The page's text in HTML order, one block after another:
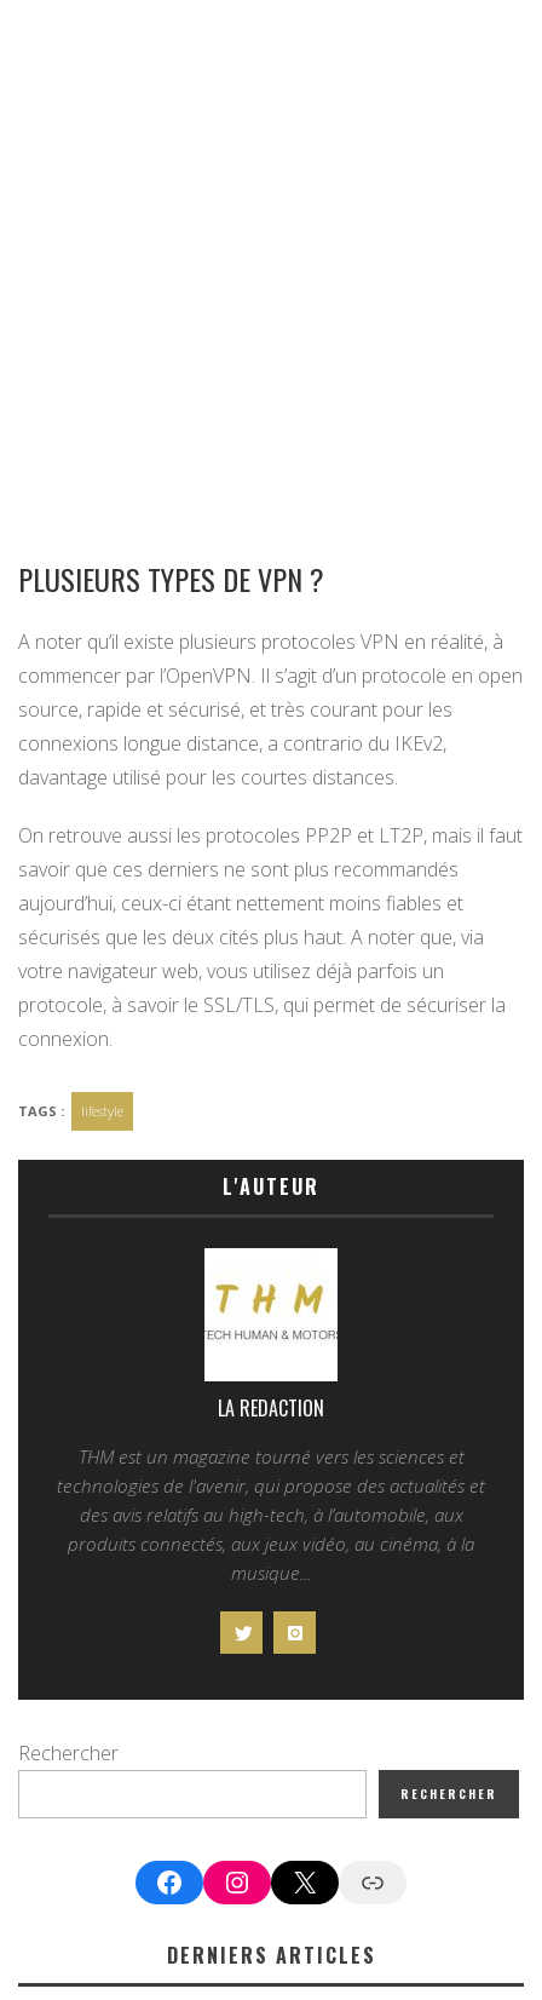
PLUSIEURS TYPES DE VPN ?
A noter qu’il existe plusieurs protocoles VPN en réalité, à
commencer par l’OpenVPN. Il s’agit d’un protocole en open
source, rapide et sécurisé, et très courant pour les
connexions longue distance, a contrario du IKEv2,
davantage utilisé pour les courtes distances.
On retrouve aussi les protocoles PP2P et LT2P, mais il faut
savoir que ces derniers ne sont plus recommandés
aujourd’hui, ceux-ci étant nettement moins fiables et
sécurisés que les deux cités plus haut. A noter que, via
votre navigateur web, vous utilisez déjà parfois un
protocole, à savoir le SSL/TLS, qui permet de sécuriser la
connexion.
TAGS : lifestyle
L'AUTEUR
LA REDACTION
THM est un magazine tourné vers les sciences et
technologies de l'avenir, qui propose des actualités et
des avis relatifs au high-tech, à l’automobile, aux
produits connectés, aux jeux vidéo, au cinéma, à la
musique...
Rechercher
RECHERCHER
FacebookInstagram
X Google News
DERNIERS ARTICLES